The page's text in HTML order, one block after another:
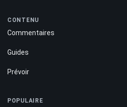
CONTENU
Commentaires
Guides
Prévoir
POPULAIRE